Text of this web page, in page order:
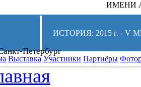
ИМЕНИ
Петербург
ИСТОРИЯ: 2015 г. -
Выставка Участники Партнёры